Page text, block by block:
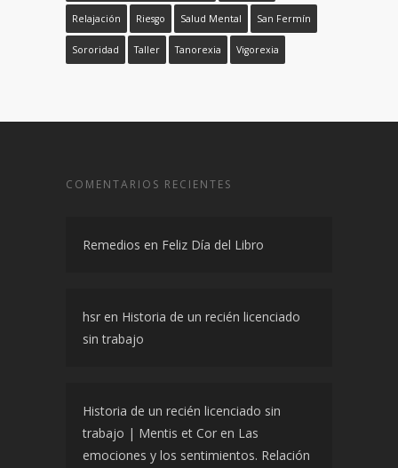
Relajación Riesgo Salud Mental San Fermín
Sororidad Taller Tanorexia Vigorexia
COMENTARIOS RECIENTES
Remedios en Feliz Día del Libro
hsr en Historia de un recién licenciado
sin trabajo
Historia de un recién licenciado sin
trabajo | Mentis et Cor en Las
emociones y los sentimientos. Relación